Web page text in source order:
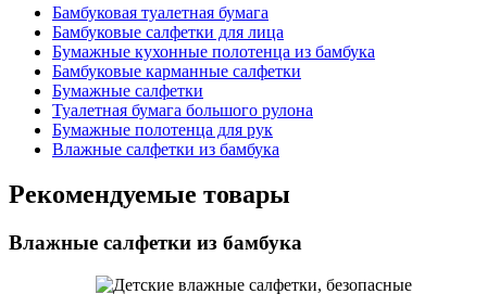
Бамбуковая туалетная бумага
Бамбуковые салфетки для лица
Бумажные кухонные полотенца из бамбука
Бамбуковые карманные салфетки
Бумажные салфетки
Туалетная бумага большого рулона
Бумажные полотенца для рук
Влажные салфетки из бамбука
Рекомендуемые товары
Влажные салфетки из бамбука